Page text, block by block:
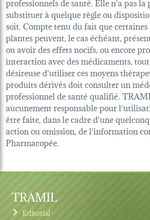
substituer à quelque règle ou
soit. Compte tenu du fait que
plantes peuvent, le cas échéant,
ou avoir des effets nocifs, ou encore
interaction avec des médicaments,
désireuse d'utiliser ces moyens
produits dérivés doit consulter un
professionnel de santé qualifié.
aucunement responsable pour
être faite, dans le cadre d'une
action ou omission, de l'information
Pharmacopée.
TRAMIL
Editorial